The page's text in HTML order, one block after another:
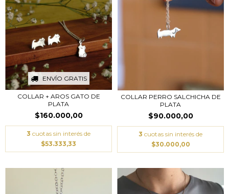
ENVÍO GRATIS
COLLAR + AROS GATO DE
PLATA
$160.000,00
3 cuotas sin interés de
$53.333,33
COLLAR PERRO SALCHICHA DE
PLATA
$90.000,00
3 cuotas sin interés de
$30.000,00